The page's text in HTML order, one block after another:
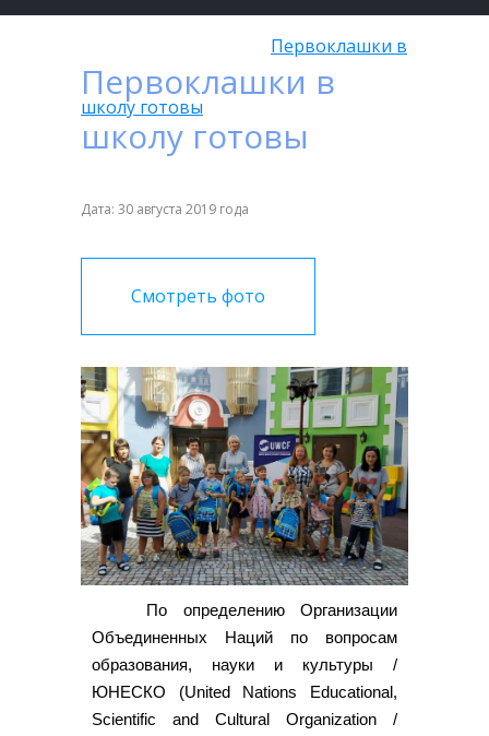
Первоклашки в
школу готовы
Первоклашки в
школу готовы
Дата: 30 августа 2019 года
Смотреть фото
По определению Организации
Объединенных Наций по вопросам
образования, науки и культуры /
ЮНЕСКО (United Nations Educational,
Scientific and Cultural Organization /